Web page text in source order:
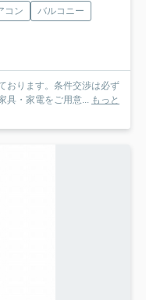
コン
バルコニー
おります。条件交渉は必ず
具・家電をご用意... もっと